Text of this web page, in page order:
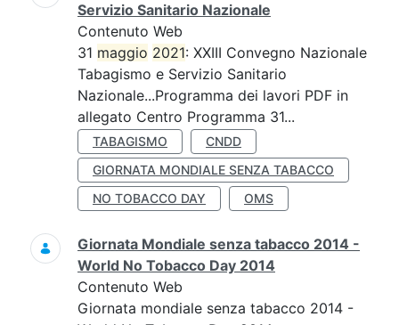
Servizio Sanitario Nazionale
Contenuto Web
31 maggio 2021: XXIII Convegno Nazionale
Tabagismo e Servizio Sanitario
Nazionale...Programma dei lavori PDF in
allegato Centro Programma 31...
TABAGISMO
CNDD
GIORNATA MONDIALE SENZA TABACCO
NO TOBACCO DAY
OMS
Giornata Mondiale senza tabacco 2014 -
World No Tobacco Day 2014
Contenuto Web
Giornata mondiale senza tabacco 2014 -